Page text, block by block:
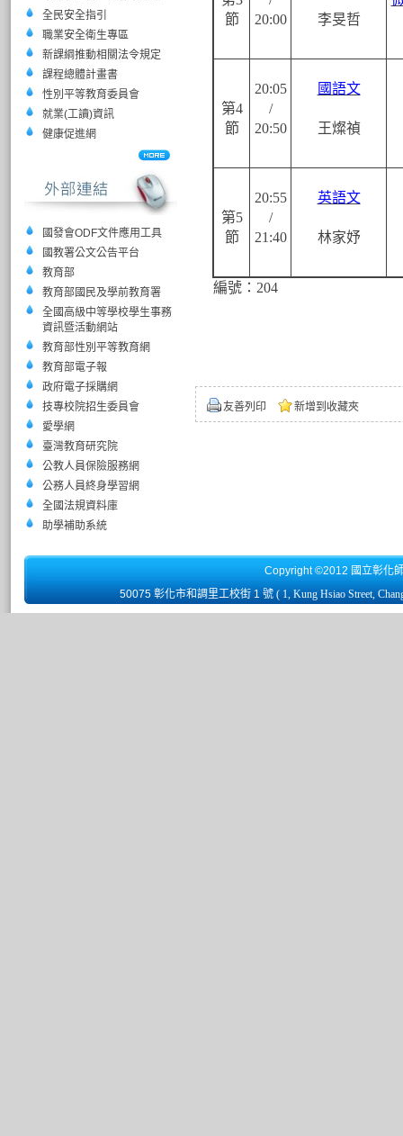
全民安全指引
職業安全衛生專區
新課綱推動相關法令規定
課程總體計畫書
性別平等教育委員會
就業(工讀)資訊
健康促進網
國發會ODF文件應用工具
國教署公文公告平台
教育部
教育部國民及學前教育署
全國高級中等學校學生事務
資訊暨活動網站
教育部性別平等教育網
教育部電子報
政府電子採購網
技專校院招生委員會
愛學網
臺灣教育研究院
公教人員保險服務網
公務人員終身學習網
全國法規資料庫
助學補助系統
節
20:00
李旻哲
第4
節
20:05
/
20:50
國語文
王燦禎
第5
節
20:55
/
21:40
英語文
林家妤
編號：204
友善列印 新增到收藏夾
Copyright ©2012 國立彰化
50075 彰化市和調里工校街 1 號 ( 1, Kung Hsiao Street,